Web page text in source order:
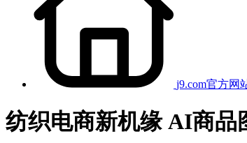
j9.com官方网
纺织电商新机缘 AI商品